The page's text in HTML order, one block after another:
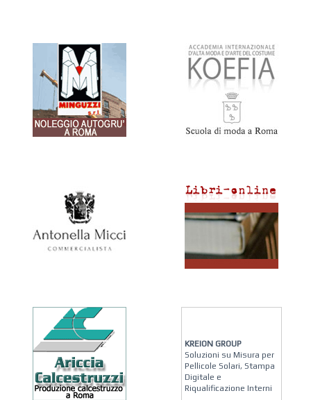
KREION GROUP
Soluzioni su Misura per
Pellicole Solari, Stampa
Digitale e
Riqualificazione Interni